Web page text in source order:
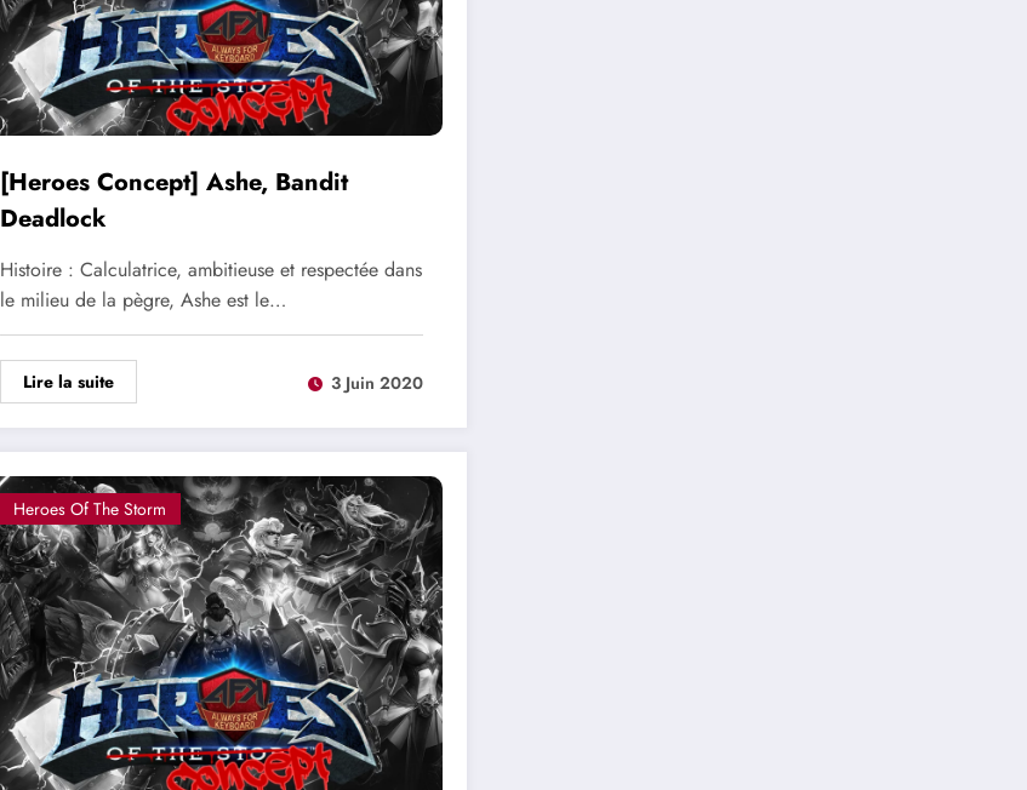
[Heroes Concept] Ashe, Bandit
Deadlock
Histoire : Calculatrice, ambitieuse et respectée dans
le milieu de la pègre, Ashe est le…
Lire la suite 3 Juin 2020
Heroes Of The Storm